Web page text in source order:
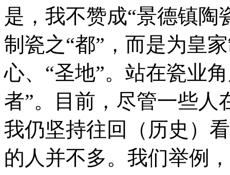
是，我不赞成“景德镇陶
制瓷之“都”，而是为皇
心、“圣地”。站在瓷业
者”。目前，尽管一些人
我仍坚持往回（历史）
的人并不多。我们举例